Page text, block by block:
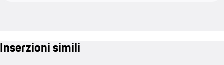
Inserzioni simili